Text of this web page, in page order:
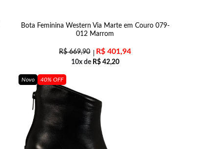
Bota Feminina Western Via Marte em Couro 079-
012 Marrom
R$669,90 R$ 401,94
10x de R$42,20
Novo 40% OFF